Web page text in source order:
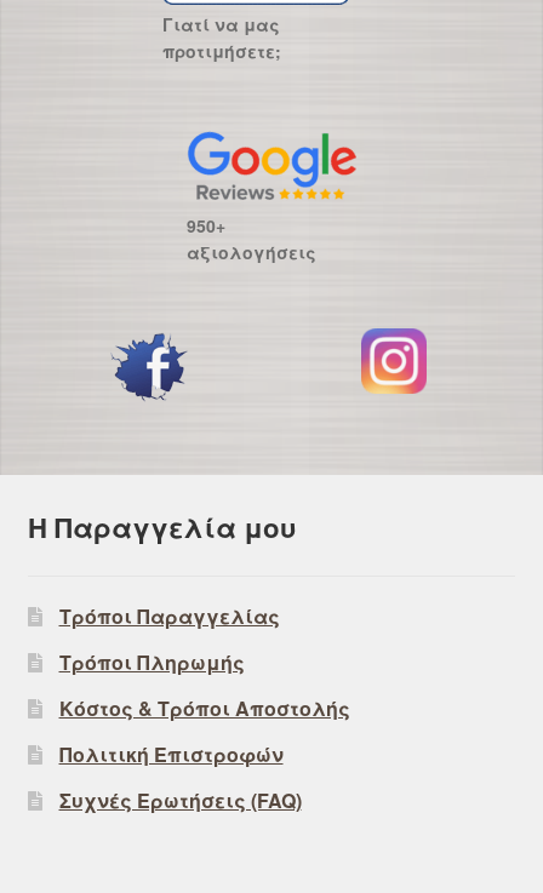
Γιατί να μας
προτιμήσετε;
950+
αξιολογήσεις
Η Παραγγελία μου
Τρόποι Παραγγελίας
Τρόποι Πληρωμής
Κόστος & Τρόποι Αποστολής
Πολιτική Επιστροφών
Συχνές Ερωτήσεις (FAQ)